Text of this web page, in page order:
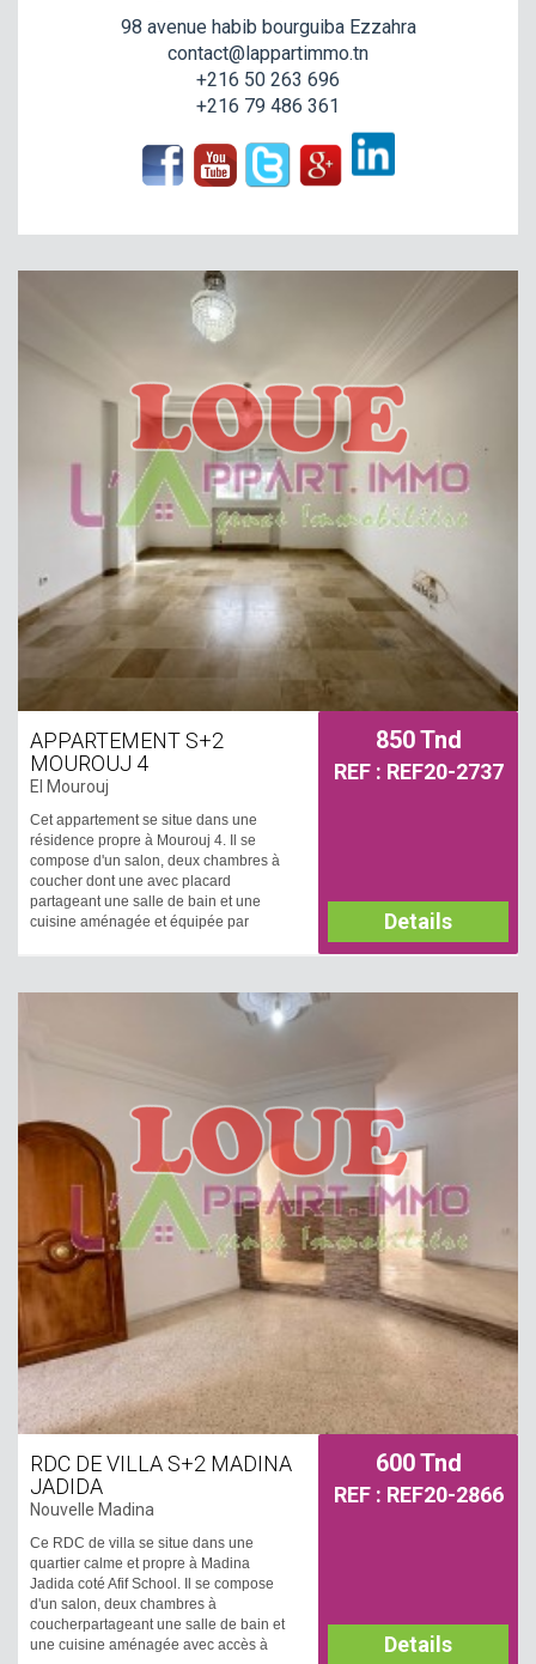
98 avenue habib bourguiba Ezzahra
contact@lappartimmo.tn
+216 50 263 696
+216 79 486 361
APPARTEMENT S+2
MOUROUJ 4
El Mourouj
Cet appartement se situe dans une
résidence propre à Mourouj 4. Il se
compose d'un salon, deux chambres à
coucher dont une avec placard
partageant une salle de bain et une
cuisine aménagée et équipée par
850 Tnd
REF : REF20-2737
Details
RDC DE VILLA S+2 MADINA
JADIDA
Nouvelle Madina
Ce RDC de villa se situe dans une
quartier calme et propre à Madina
Jadida coté Afif School. Il se compose
d'un salon, deux chambres à
coucherpartageant une salle de bain et
une cuisine aménagée avec accès à
600 Tnd
REF : REF20-2866
Details